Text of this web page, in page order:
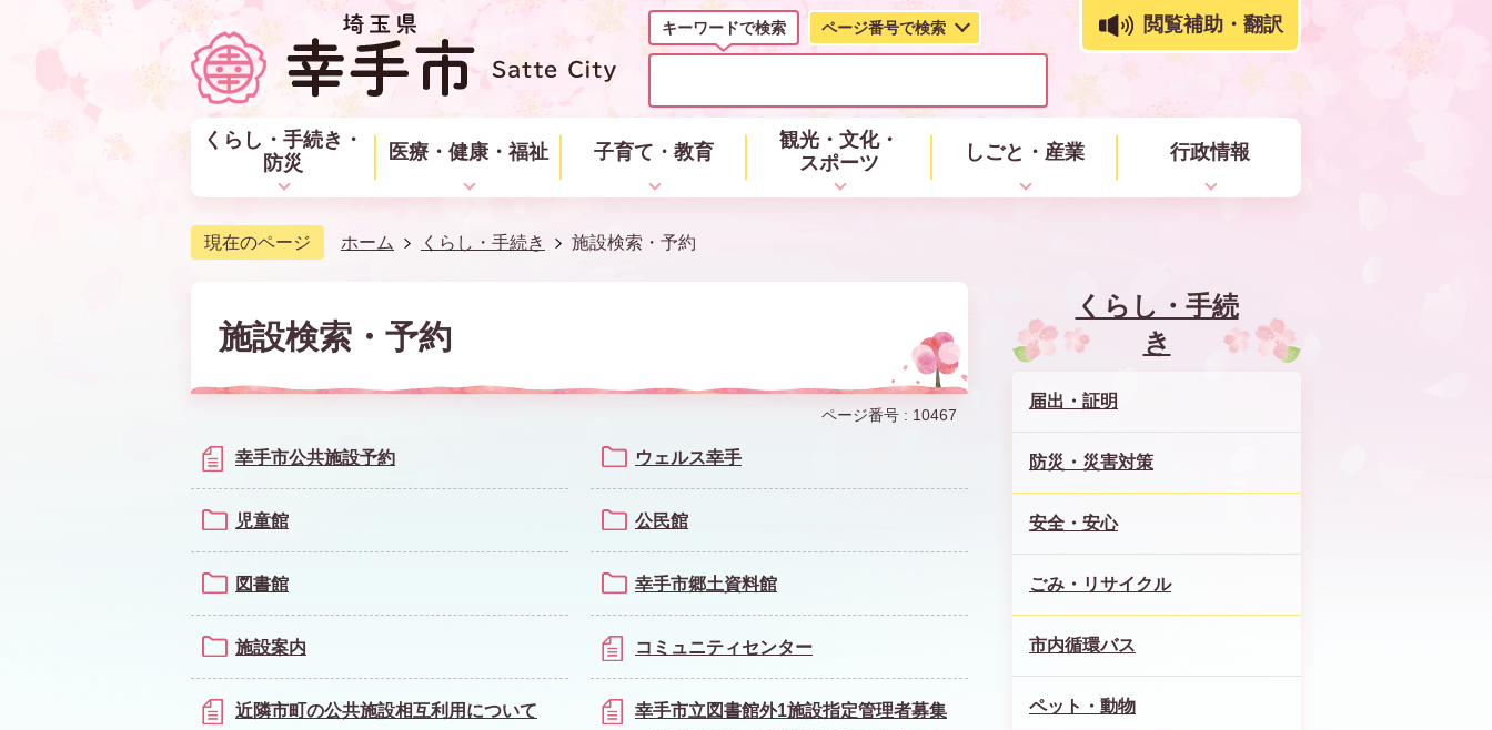
キーワードで検索 ページ番号で検索
キ
ワ
ド
で
検
閲覧補助・翻訳
くらし・手続き・
防災
医療・健康・福祉 子育て・教育
観光・文化・
スポーツ
しごと・産業 行政情報
現在のページ ホーム くらし・手続き 施設検索・予約
施設検索・予約
ページ番号 : 10467
幸手市公共施設予約 ウェルス幸手
児童館 公民館
図書館 幸手市郷土資料館
施設案内 コミュニティセンター
近隣市町の公共施設相互利用について
幸手市立図書館外1施設指定管理者募集
くらし・手続
き
届出・証明
防災・災害対策
安全・安心
ごみ・リサイクル
市内循環バス
ペット・動物